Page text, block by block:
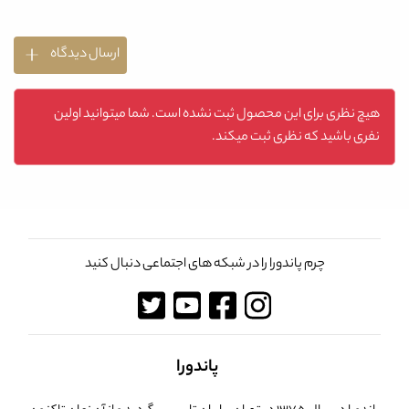
ارسال دیدگاه
هیچ نظری برای این محصول ثبت نشده است. شما میتوانید اولین
نفری باشید که نظری ثبت میکند.
چرم پاندورا را در شبکه های اجتماعی دنبال کنید
پاندورا